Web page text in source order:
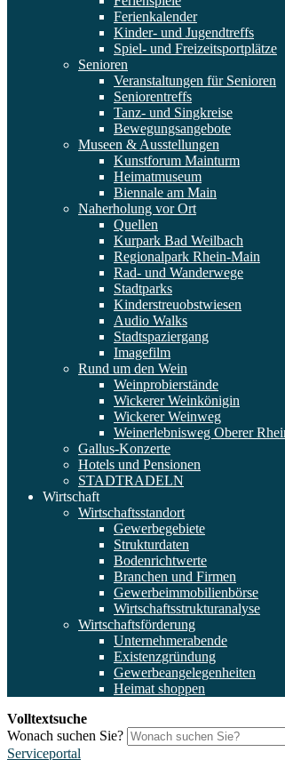
Ferienkalender
Kinder- und Jugendtreffs
Spiel- und Freizeitsportplätze
Senioren
Veranstaltungen für Senioren
Seniorentreffs
Tanz- und Singkreise
Bewegungsangebote
Museen & Ausstellungen
Kunstforum Mainturm
Heimatmuseum
Biennale am Main
Naherholung vor Ort
Quellen
Kurpark Bad Weilbach
Regionalpark Rhein-Main
Rad- und Wanderwege
Stadtparks
Kinderstreuobstwiesen
Audio Walks
Stadtspaziergang
Imagefilm
Rund um den Wein
Weinprobierstände
Wickerer Weinkönigin
Wickerer Weinweg
Weinerlebnisweg Oberer
Gallus-Konzerte
Hotels und Pensionen
STADTRADELN
Wirtschaft
Wirtschaftsstandort
Gewerbegebiete
Strukturdaten
Bodenrichtwerte
Branchen und Firmen
Gewerbeimmobilienbörse
Wirtschaftsstrukturanalyse
Wirtschaftsförderung
Unternehmerabende
Existenzgründung
Gewerbeangelegenheiten
Heimat shoppen
Volltextsuche
Wonach suchen Sie?
Serviceportal